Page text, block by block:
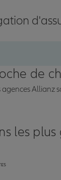
de
Allianz
les